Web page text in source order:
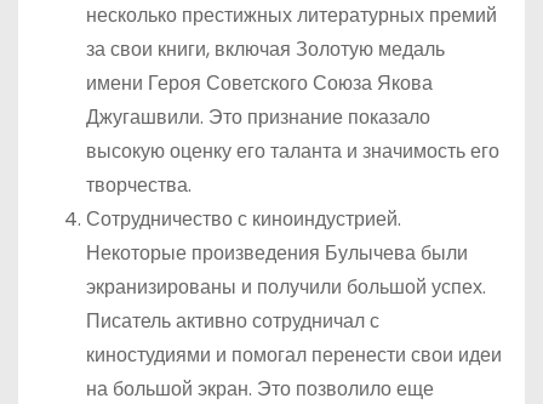
несколько престижных литературных премий
за свои книги, включая Золотую медаль
имени Героя Советского Союза Якова
Джугашвили. Это признание показало
высокую оценку его таланта и значимость его
творчества.
Сотрудничество с киноиндустрией.
Некоторые произведения Булычева были
экранизированы и получили большой успех.
Писатель активно сотрудничал с
киностудиями и помогал перенести свои идеи
на большой экран. Это позволило еще